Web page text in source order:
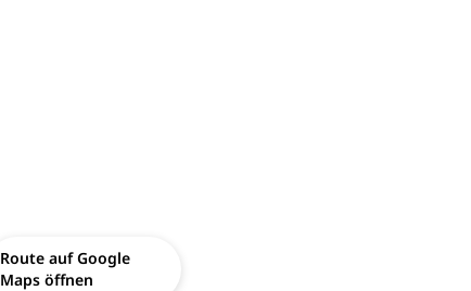
Route auf Google
Maps öffnen